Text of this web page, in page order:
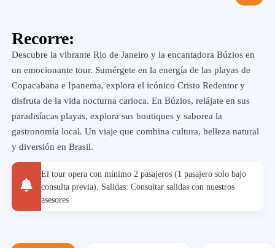
Recorre:
Descubre la vibrante Rio de Janeiro y la encantadora Búzios en
un emocionante tour. Sumérgete en la energía de las playas de
Copacabana e Ipanema, explora el icónico Cristo Redentor y
disfruta de la vida nocturna carioca. En Búzios, relájate en sus
paradisíacas playas, explora sus boutiques y saborea la
gastronomía local. Un viaje que combina cultura, belleza natural
y diversión en Brasil.
El tour opera con mínimo 2 pasajeros (1 pasajero solo bajo
consulta previa). Salidas: Consultar salidas con nuestros
asesores